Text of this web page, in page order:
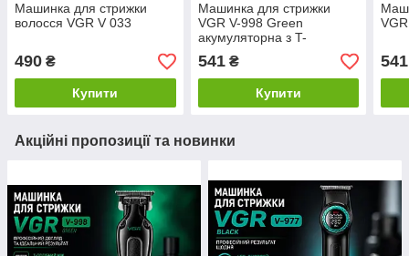
Машинка для стрижки
волосся VGR V 033
490 ₴
Купити
Машинка для стрижки
VGR V-998 Green
акумуляторна з T-
подібним ножем та LED-
дисплеєм
541₴
Купити
541
Акційні пропозиції та новинки